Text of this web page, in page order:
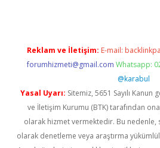
Reklam ve İletişim: E-mail:
forumhizmeti@gmail.com Whatsapp:
@karabul
Yasal Uyarı: Sitemiz, 5651 Sayılı
ve İletişim Kurumu (BTK) tarafından
olarak hizmet vermektedir. Bu
olarak denetleme veya araştırma